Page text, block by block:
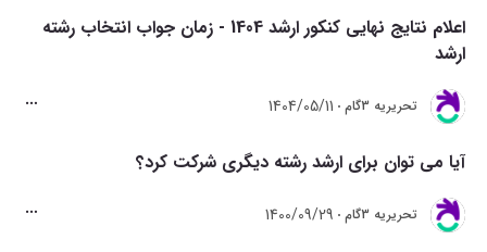
اعلام نتایج نهایی کنکور ارشد 1404 - زمان جواب انتخاب رشته
ارشد
تحريريه 3گام 1404/05/11
آیا می توان برای ارشد رشته دیگری شرکت کرد؟
تحريريه 3گام 1400/09/29